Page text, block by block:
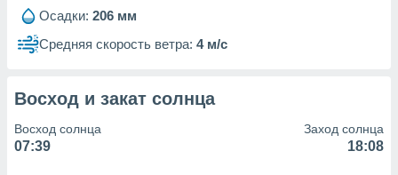
рекламы
сведения
Осадки: 206 мм
Средняя скорость ветра: 4 м/с
Восход и закат солнца
Восход солнца
07:39
Заход солнца
18:08